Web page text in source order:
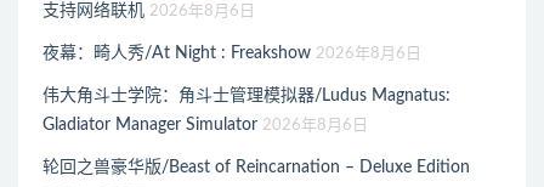
支持网络联机 2026年8月6日
夜幕：畸人秀/At Night : Freakshow 2026年8月6日
伟大角斗士学院：角斗士管理模拟器/Ludus Magnatus:
Gladiator Manager Simulator 2026年8月6日
轮回之兽豪华版/Beast of Reincarnation – Deluxe Edition